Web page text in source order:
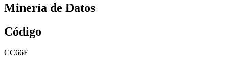
Minería de Datos
Código
CC66E